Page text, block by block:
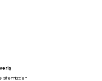
sitemizden